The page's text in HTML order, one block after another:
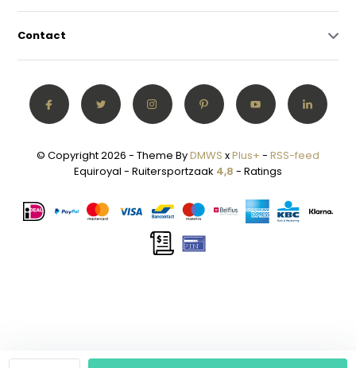
Contact
© Copyright 2026 - Theme ByDMWS xPlus+ - RSS-feed
Equiroyal - Ruitersportzaak 4,8 - Ratings